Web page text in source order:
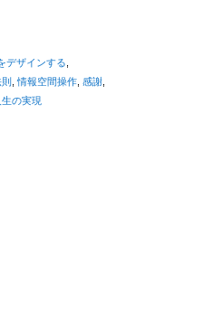
デザインする
,情報空間操作 感謝
の実現